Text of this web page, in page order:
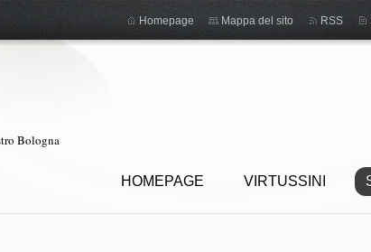
Bologna
HOMEPAGE VIRTUSSINI
Homepage Mappa del sito RSS